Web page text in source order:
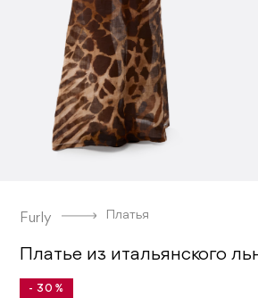
Furly Платья
Платье из итальянского
- 30 %